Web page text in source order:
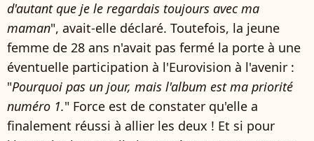
d'autant que je le regardais toujours avec ma
maman", avait-elle déclaré. Toutefois, la jeune
femme de 28 ans n'avait pas fermé la porte à une
éventuelle participation à l'Eurovision à l'avenir :
"Pourquoi pas un jour, mais l'album est ma priorité
numéro 1." Force est de constater qu'elle a
finalement réussi à allier les deux ! Et si pour